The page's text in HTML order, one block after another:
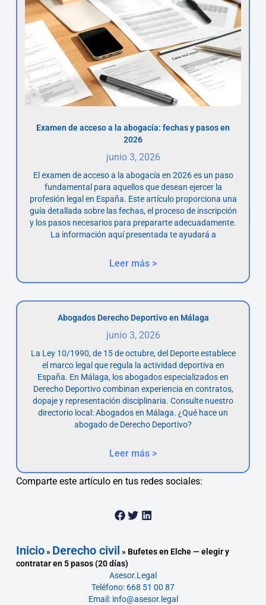
Examen de acceso a la abogacía: fechas y pasos en
2026
junio 3, 2026
El examen de acceso a la abogacía en 2026 es un paso
fundamental para aquellos que desean ejercer la
profesión legal en España. Este artículo proporciona una
guía detallada sobre las fechas, el proceso de inscripción
y los pasos necesarios para prepararte adecuadamente.
La información aquí presentada te ayudará a
Leer más >
Abogados Derecho Deportivo en Málaga
junio 3, 2026
La Ley 10/1990, de 15 de octubre, del Deporte establece
el marco legal que regula la actividad deportiva en
España. En Málaga, los abogados especializados en
Derecho Deportivo combinan experiencia en contratos,
dopaje y representación disciplinaria. Consulte nuestro
directorio local: Abogados en Málaga. ¿Qué hace un
abogado de Derecho Deportivo?
Leer más >
Comparte este artículo en tus redes sociales:
Inicio» Derecho civil » Bufetes en Elche — elegir y
contratar en 5 pasos (20 días)
Asesor.Legal
Teléfono: 668 51 00 87
Email: info@asesor.legal